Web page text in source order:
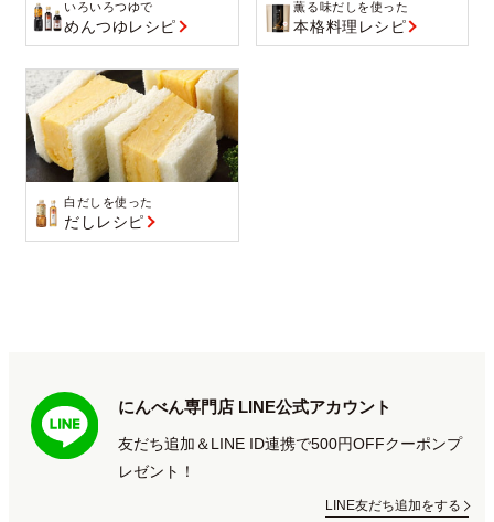
いろいろつゆで
めんつゆレシピ
薫る味だしを使った
本格料理レシピ
白だしを使った
だしレシピ
にんべん専門店 LINE公式アカウント
友だち追加＆LINE ID連携で500円OFFクーポンプ
レゼント！
LINE友だち追加をする